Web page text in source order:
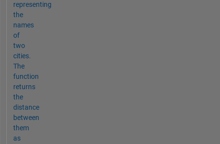
representing
the
names
of
two
cities.
The
function
returns
the
distance
between
them
as